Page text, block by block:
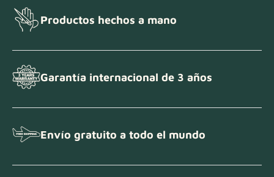
Productos hechos a mano
Garantía internacional de 3 años
Envío gratuito a todo el mundo